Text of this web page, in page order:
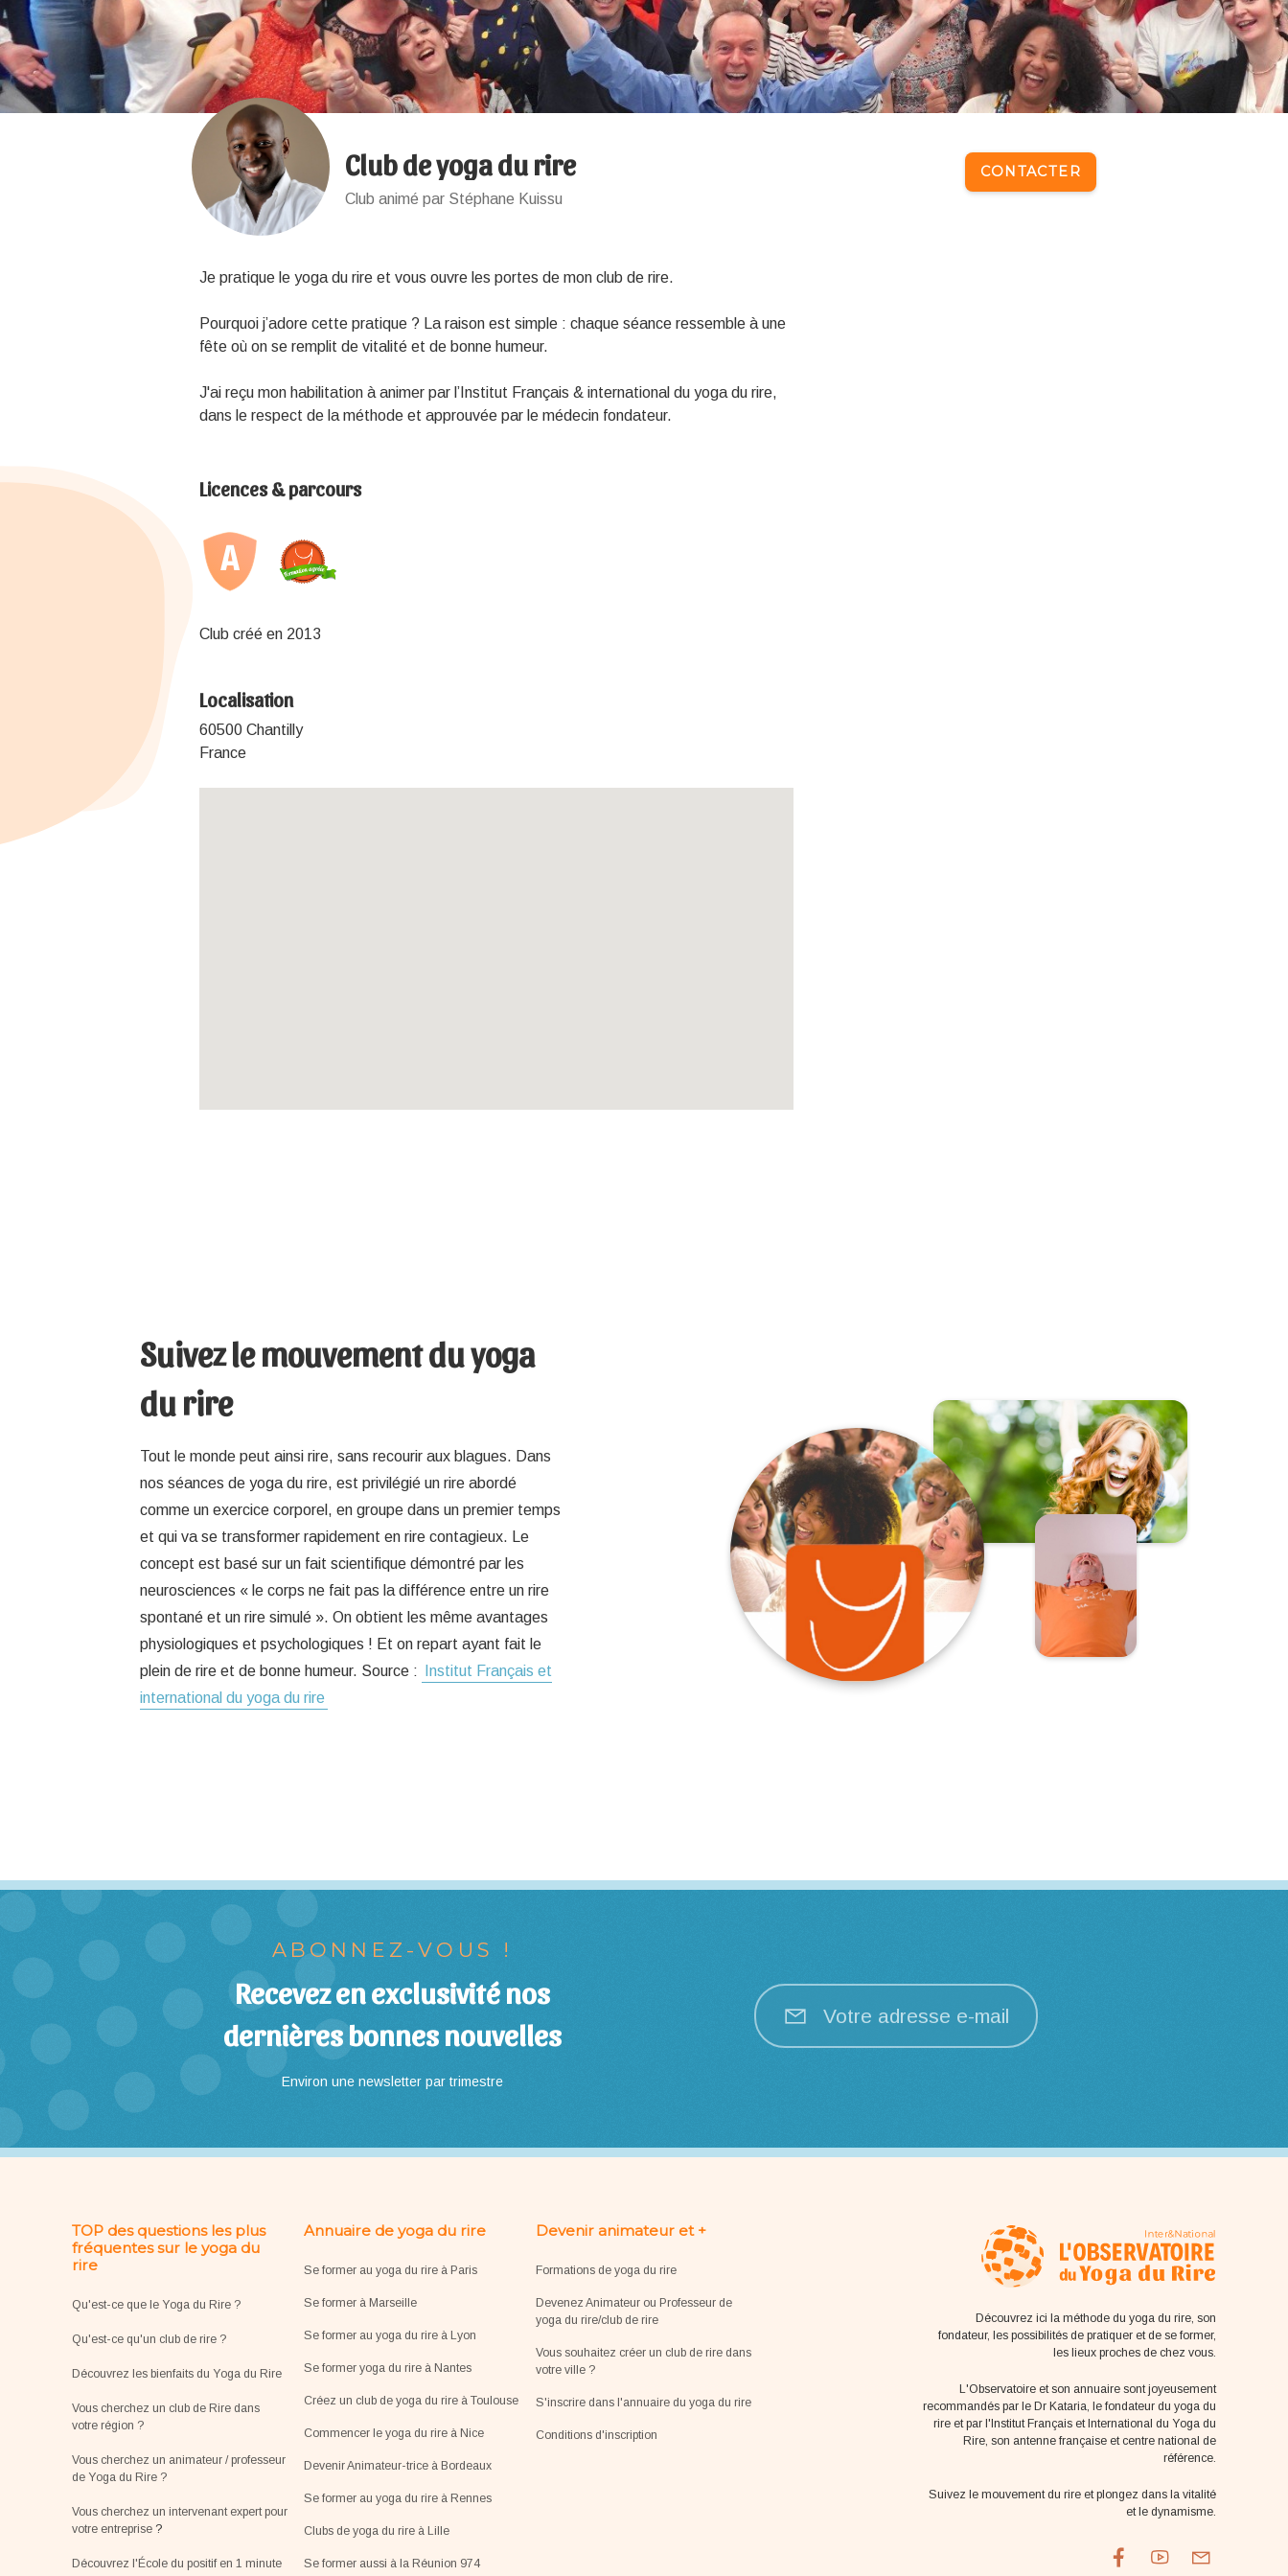
Club de yoga du rire
Club animé par Stéphane Kuissu
CONTACTER
Je pratique le yoga du rire et vous ouvre les portes de mon club de rire.
Pourquoi j’adore cette pratique ? La raison est simple : chaque séance ressemble à une
fête où on se remplit de vitalité et de bonne humeur.
J'ai reçu mon habilitation à animer par l’Institut Français & international du yoga du rire,
dans le respect de la méthode et approuvée par le médecin fondateur.
Licences & parcours
Club créé en 2013
Localisation
60500 Chantilly
France
Suivez le mouvement du yoga
du rire
Tout le monde peut ainsi rire, sans recourir aux blagues. Dans
nos séances de yoga du rire, est privilégié un rire abordé
comme un exercice corporel, en groupe dans un premier temps
et qui va se transformer rapidement en rire contagieux. Le
concept est basé sur un fait scientifique démontré par les
neurosciences « le corps ne fait pas la différence entre un rire
spontané et un rire simulé ». On obtient les même avantages
physiologiques et psychologiques ! Et on repart ayant fait le
plein de rire et de bonne humeur. Source :
Institut Français et
international du yoga du rire
ABONNEZ-VOUS !
Recevez en exclusivité nos
dernières bonnes nouvelles
Environ une newsletter par trimestre
Votre adresse e-mail
TOP des questions les plus
fréquentes sur le yoga du
rire
Qu'est-ce que le Yoga du Rire ?
Qu'est-ce qu'un club de rire ?
Découvrez les bienfaits du Yoga du Rire
Vous cherchez un club de Rire dans
votre région ?
Vous cherchez un animateur / professeur
de Yoga du Rire ?
Vous cherchez un intervenant expert pour
votre entreprise?
Découvrez l'École du positif en 1 minute
Annuaire de yoga du rire
Se former au yoga du rire à Paris
Se former à Marseille
Se former au yoga du rire à Lyon
Se former yoga du rire à Nantes
Créez un club de yoga du rire à Toulouse
Commencer le yoga du rire à Nice
Devenir Animateur-trice à Bordeaux
Se former au yoga du rire à Rennes
Clubs de yoga du rire à Lille
Se former aussi à la Réunion 974
Devenir animateur et +
Formations de yoga du rire
Devenez Animateur ou Professeur de
yoga du rire/club de rire
Vous souhaitez créer un club de rire dans
votre ville ?
S'inscrire dans l'annuaire du yoga du rire
Conditions d'inscription
Découvrez ici la méthode du yoga du rire, son
fondateur, les possibilités de pratiquer et de se former,
les lieux proches de chez vous.
L'Observatoire et son annuaire sont joyeusement
recommandés par le Dr Kataria, le fondateur du yoga du
rire et par l'Institut Français et International du Yoga du
Rire, son antenne française et centre national de
référence.
Suivez le mouvement du rire et plongez dans la vitalité
et le dynamisme.